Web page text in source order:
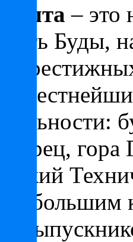
– это
часть Буды,
большим